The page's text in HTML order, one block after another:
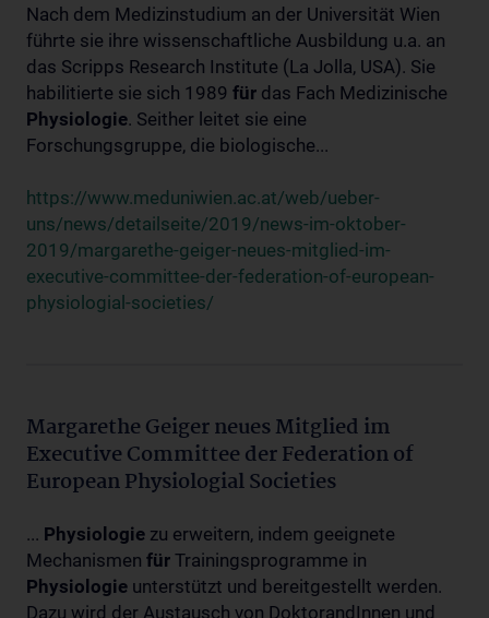
Nach dem Medizinstudium an der Universität Wien
führte sie ihre wissenschaftliche Ausbildung u.a. an
das Scripps Research Institute (La Jolla, USA). Sie
habilitierte sie sich 1989 für das Fach Medizinische
Physiologie. Seither leitet sie eine
Forschungsgruppe, die biologische...
https://www.meduniwien.ac.at/web/ueber-
uns/news/detailseite/2019/news-im-oktober-
2019/margarethe-geiger-neues-mitglied-im-
executive-committee-der-federation-of-european-
physiologial-societies/
Margarethe Geiger neues Mitglied im
Executive Committee der Federation of
European Physiologial Societies
... Physiologie zu erweitern, indem geeignete
Mechanismen für Trainingsprogramme in
Physiologie unterstützt und bereitgestellt werden.
Dazu wird der Austausch von DoktorandInnen und